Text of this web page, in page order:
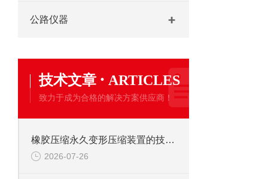
公路仪器
技术文章 · ARTICLES
致力于成为合格的解决方案供应商！
橡胶压缩永久变形压缩装置的技术原理与场景实践
2026-07-26